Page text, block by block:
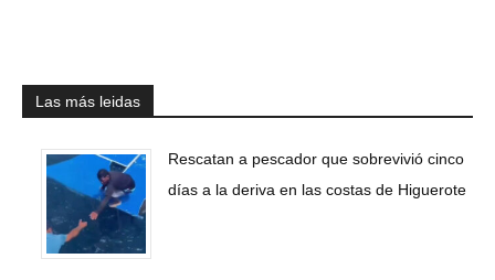
Las más leidas
Rescatan a pescador que sobrevivió cinco
días a la deriva en las costas de Higuerote